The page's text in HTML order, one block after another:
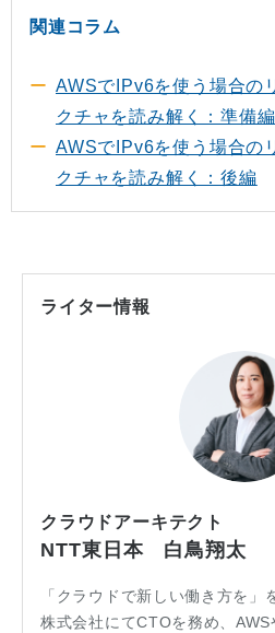
関連コラム
AWSでIPv6を使う場合の
クチャを読み解く：準備編
AWSでIPv6を使う場合の
クチャを読み解く：後編
ライター情報
クラウドアーキテクト
NTT東日本 白鳥翔太
「クラウドで新しい働き方を」
株式会社にてCTOを務め、